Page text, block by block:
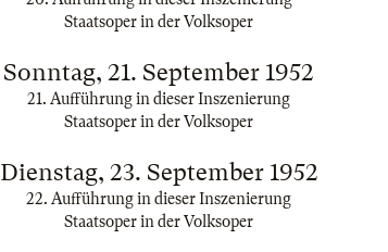
Staatsoper in der Volksoper
Sonntag, 21. September 1952
21. Aufführung in dieser Inszenierung
Staatsoper in der Volksoper
Dienstag, 23. September 1952
22. Aufführung in dieser Inszenierung
Staatsoper in der Volksoper